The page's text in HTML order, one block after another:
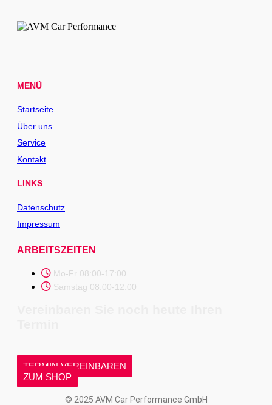
MENÜ
Startseite
Über uns
Service
Kontakt
LINKS
Datenschutz
Impressum
ARBEITSZEITEN
Mo-Fr 08:00-17:00
Samstag 08:00-12:00
TERMIN VEREINBAREN
ZUM SHOP
© 2025 AVM Car Performance GmbH